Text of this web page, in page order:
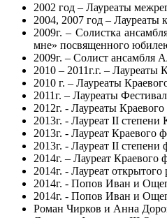
2002 год – Лауреаты
2004, 2007 год – Лауреаты
2009г. – Солистка
мне» посвященного
2009г. – Солист ансамбля
2010 – 2011г.г. – Лауреаты
2010 г. – Лауреаты
2011г. – Лауреаты
2012г. - Лауреаты
2013г. - Лауреат II степени
2013г. - Лауреат Краевого
2013г. - Лауреат II степени
2014г. – Лауреат Краевого
2014г. - Лауреат
2014г. - Попов Иван и
2014г. - Попов Иван и
Роман Чирков и Анна